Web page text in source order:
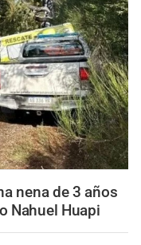
nena de 3 años
Nahuel Huapi